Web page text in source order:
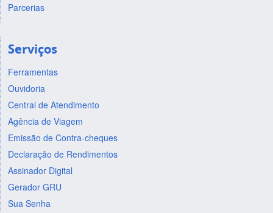
Parcerias
Serviços
Ferramentas
Ouvidoria
Central de Atendimento
Agência de Viagem
Emissão de Contra-cheques
Declaração de Rendimentos
Assinador Digital
Gerador GRU
Sua Senha